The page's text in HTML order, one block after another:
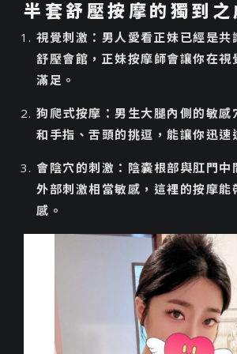
半套舒壓按摩的獨到之
視覺刺激：男人愛看正妹已經是共
舒壓會館，正妹按摩師會讓你在視
滿足。
狗爬式按摩：男生大腿內側的敏感
和手指、舌頭的挑逗，能讓你迅速
會陰穴的刺激：陰囊根部與肛門中
外部刺激相當敏感，這裡的按摩能
感。